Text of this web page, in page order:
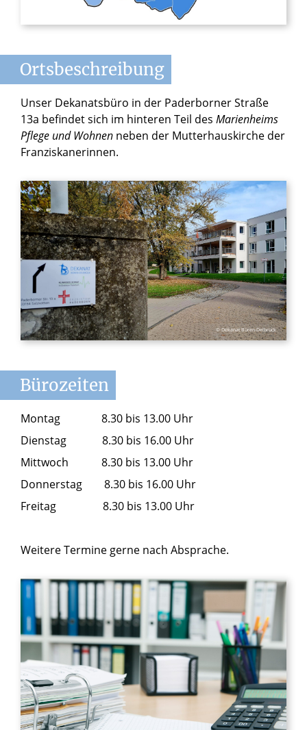
Ortsbeschreibung
© Dekanat Büren-Delbrück
Unser Dekanatsbüro in der Paderborner Straße
13a befindet sich im hinteren Teil des Marienheims
Pflege und Wohnen neben der Mutterhauskirche der
Franziskanerinnen.
Bürozeiten
Montag 8.30 bis 13.00 Uhr
Dienstag 8.30 bis 16.00 Uhr
Mittwoch 8.30 bis 13.00 Uhr
Donnerstag 8.30 bis 16.00 Uhr
Freitag 8.30 bis 13.00 Uhr
Weitere Termine gerne nach Absprache.